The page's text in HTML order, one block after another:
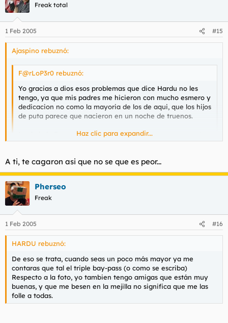
Freak total
1 Feb 2005 #15
Ajaspino rebuznó:
F@rLoP3r0 rebuznó:
Yo gracias a dios esos problemas que dice Hardu no les
tengo, ya que mis padres me hicieron con mucho esmero y
dedicacion no como la mayoria de los de aqui, que los hijos
de puta parece que nacieron en un noche de truenos.
Lo de la belleza va en uno mismo, y en lo seguro que estes,
vamos que la belleza no existe, es lo que tu puedas
Con ese flequillo tu tuviste que nacer en una noche de
halloween.
Haz clic para expandir...
A ti, te cagaron asi que no se que es peor...
Pherseo
Freak
1 Feb 2005 #16
HARDU rebuznó:
De eso se trata, cuando seas un poco más mayor ya me
contaras que tal el triple bay-pass (o como se escriba)
Respecto a la foto, yo tambien tengo amigas que están muy
buenas, y que me besen en la mejilla no significa que me las
folle a todas.